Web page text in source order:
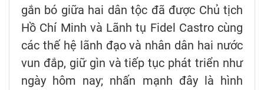
gắn bó giữa hai dân tộc đã được Chủ tịch
Hồ Chí Minh và Lãnh tụ Fidel Castro cùng
các thế hệ lãnh đạo và nhân dân hai nước
vun đắp, giữ gìn và tiếp tục phát triển như
ngày hôm nay; nhấn mạnh đây là hình